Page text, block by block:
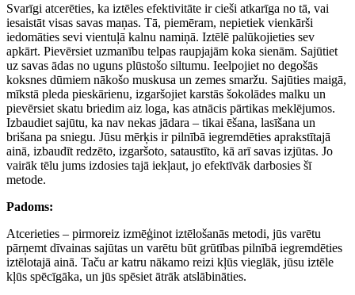
Svarīgi atcerēties, ka iztēles efektivitāte ir cieši atkarīga no tā, vai
iesaistāt visas savas maņas. Tā, piemēram, nepietiek vienkārši
iedomāties sevi vientuļā kalnu namiņā. Iztēlē palūkojieties sev
apkārt. Pievērsiet uzmanību telpas raupjajām koka sienām. Sajūtiet
uz savas ādas no uguns plūstošo siltumu. Ieelpojiet no degošās
koksnes dūmiem nākošo muskusa un zemes smaržu. Sajūties maigā,
mīkstā pleda pieskārienu, izgaršojiet karstās šokolādes malku un
pievērsiet skatu briedim aiz loga, kas atnācis pārtikas meklējumos.
Izbaudiet sajūtu, ka nav nekas jādara – tikai ēšana, lasīšana un
brišana pa sniegu. Jūsu mērķis ir pilnībā iegremdēties aprakstītajā
ainā, izbaudīt redzēto, izgaršoto, sataustīto, kā arī savas izjūtas. Jo
vairāk tēlu jums izdosies tajā iekļaut, jo efektīvāk darbosies šī
metode.
Padoms:
Atcerieties – pirmoreiz izmēģinot iztēlošanās metodi, jūs varētu
pārņemt dīvainas sajūtas un varētu būt grūtības pilnībā iegremdēties
iztēlotajā ainā. Taču ar katru nākamo reizi kļūs vieglāk, jūsu iztēle
kļūs spēcīgāka, un jūs spēsiet ātrāk atslābināties.